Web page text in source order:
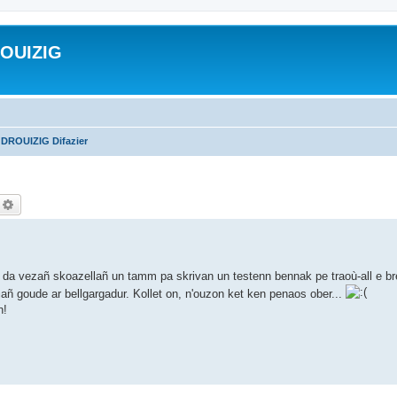
Difazier
vezañ skoazellañ un tamm pa skrivan un testenn bennak pe traoù-all e
goude ar bellgargadur. Kollet on, n'ouzon ket ken penaos ober...